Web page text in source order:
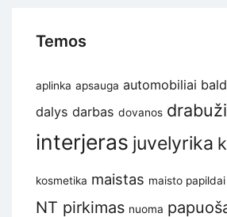
Temos
aplinka apsauga automobiliai
dalys darbas dovanos
interjeras juvelyrika
kosmetika maistas maisto papildai
NT pirkimas nuoma